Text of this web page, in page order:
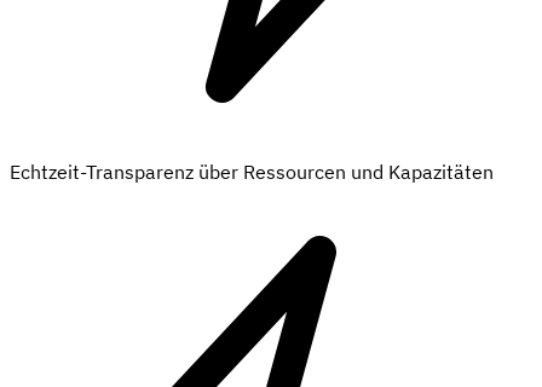
Echtzeit-Transparenz über Ressourcen und Kapazitäten